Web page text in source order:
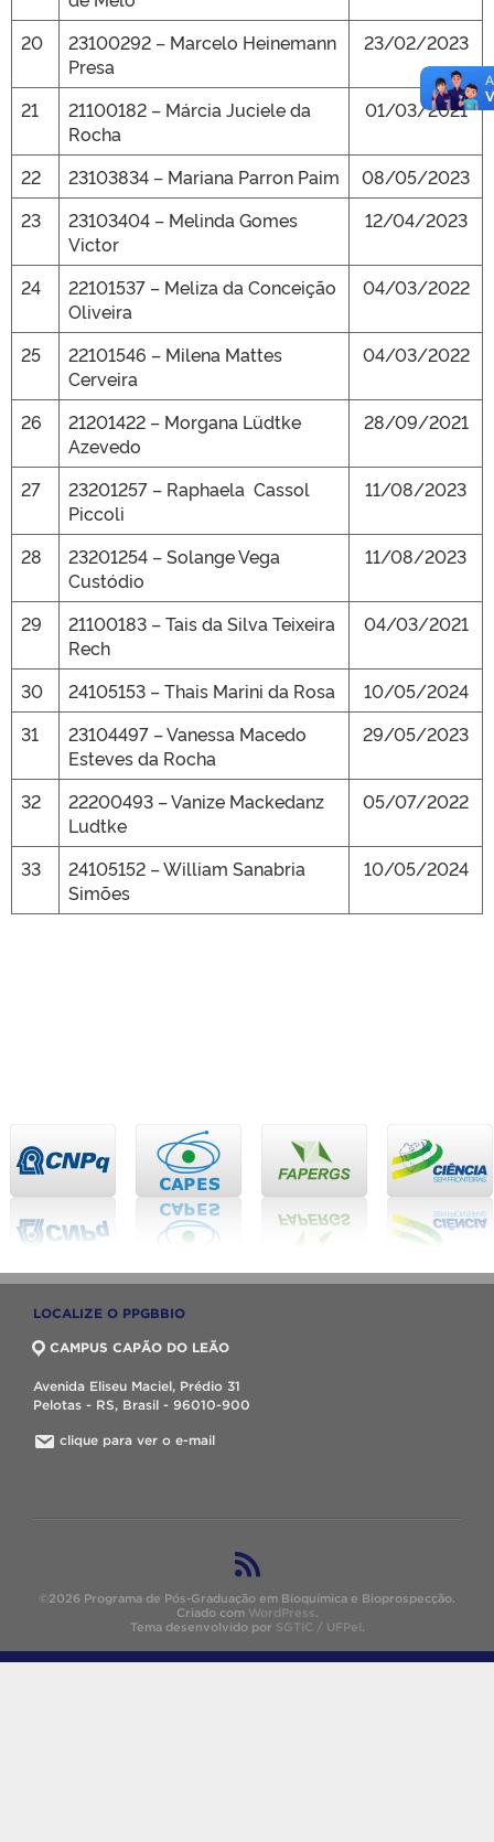
20
23100292 – Marcelo Heinemann
Presa
23/02/2023
21
21100182 – Márcia Juciele da
Rocha
01/03/2021
22 23103834 – Mariana Parron Paim
08/05/2023
23
23103404 – Melinda Gomes
Victor
12/04/2023
24
22101537 – Meliza da Conceição
Oliveira
04/03/2022
25
22101546 – Milena Mattes
Cerveira
04/03/2022
26
21201422 – Morgana Lüdtke
Azevedo
28/09/2021
27
23201257 – Raphaela Cassol
Piccoli
11/08/2023
28
23201254 – Solange Vega
Custódio
11/08/2023
29
21100183 – Tais da Silva Teixeira
Rech
04/03/2021
30 24105153 – Thais Marini da Rosa
10/05/2024
31
23104497 – Vanessa Macedo
Esteves da Rocha
29/05/2023
32
22200493 – Vanize Mackedanz
Ludtke
05/07/2022
33
24105152 – William Sanabria
Simões
10/05/2024
LOCALIZE O PPGBBIO
CAMPUS CAPÃO DO LEÃO
Avenida Eliseu Maciel, Prédio 31
Pelotas - RS, Brasil - 96010-900
clique para ver o e-mail
©2026 Programa de Pós-Graduação em Bioquímica e Bioprospecção.
Criado com WordPress.
Tema desenvolvido por SGTIC / UFPel.